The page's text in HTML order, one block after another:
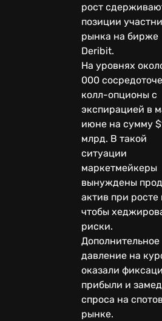
рост
позиции
рынка на бирже
Deribit.
На уровнях
000
колл-опционы с
экспирацией в
июне на сумму
млрд. В такой
ситуации
маркетмейкеры
вынуждены
актив при росте
чтобы
риски.
Дополнительное
давление на
оказали
прибыли и
спроса на
рынке.